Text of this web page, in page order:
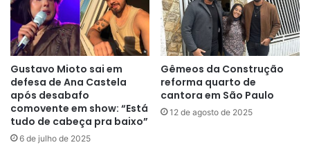
Gustavo Mioto sai em
defesa de Ana Castela
após desabafo
comovente em show: “Está
tudo de cabeça pra baixo”
6 de julho de 2025
Gêmeos da Construção
reforma quarto de
cantora em São Paulo
12 de agosto de 2025